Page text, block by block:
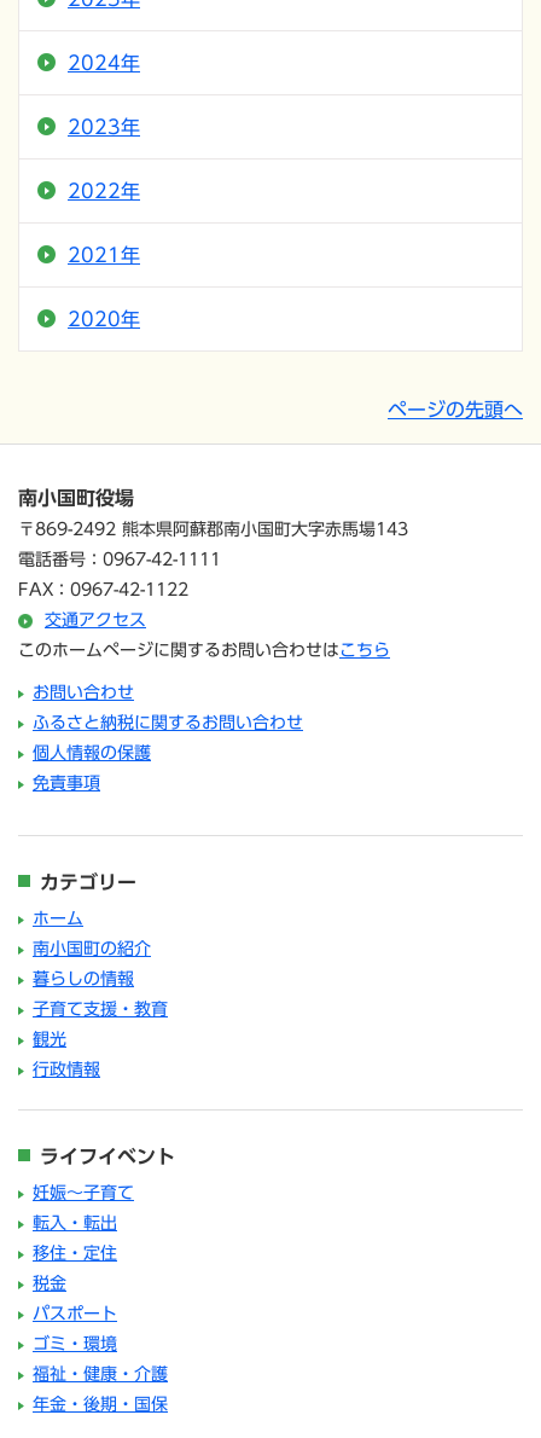
2024年
2023年
2022年
2021年
2020年
ページの先頭へ
南小国町役場
〒869-2492 熊本県阿蘇郡南小国町大字赤馬場143
電話番号：0967-42-1111
FAX：0967-42-1122
交通アクセス
このホームページに関するお問い合わせは こちら
お問い合わせ
ふるさと納税に関するお問い合わせ
個人情報の保護
免責事項
カテゴリー
ホーム
南小国町の紹介
暮らしの情報
子育て支援・教育
観光
行政情報
ライフイベント
妊娠～子育て
転入・転出
移住・定住
税金
パスポート
ゴミ・環境
福祉・健康・介護
年金・後期・国保